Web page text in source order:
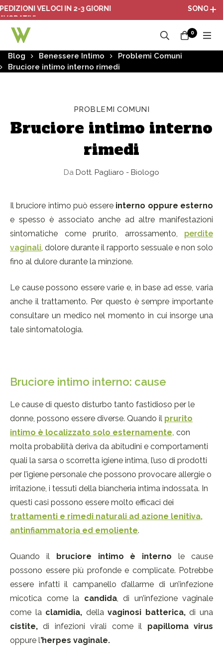
VELOCI IN 2-3 GIORNI
SONO ATTIVI
0
Blog Benessere Intimo
Problemi Comuni
Bruciore intimo interno rimedi
PROBLEMI COMUNI
Bruciore intimo interno
rimedi
Da Dott. Pagliaro - Biologo
Il bruciore intimo può essere interno oppure esterno
e spesso è associato anche ad altre manifestazioni
sintomatiche come prurito, arrossamento, perdite
vaginali, dolore durante il rapporto sessuale e non solo
fino al dulore durante la minzione.
Le cause possono essere varie e, in base ad esse, varia
anche il trattamento. Per questo è sempre importante
consultare un medico nel momento in cui insorge una
tale sintomatologia.
Bruciore intimo interno: cause
Le cause di questo disturbo tanto fastidioso per le
donne, possono essere diverse. Quando il prurito
intimo è localizzato solo esternamente, con
molta probabilità deriva da abitudini e comportamenti
quali la sarsa o scorretta igiene intima, l’uso di prodotti
per l’igiene personale che possono provocare allergie o
irritazione, i tessuti della biancheria intima indossata. In
questi casi possono essere molto efficaci dei
trattamenti e rimedi naturali ad azione lenitiva,
antinfiammatoria ed emoliente.
Quando ilbruciore intimo è interno le cause
possono essere più profonde e complicate. Potrebbe
essere infatti il campanello d’allarme di un’infezione
micotica come la candida, di un’infezione vaginale
come laclamidia, dellavaginosi batterica,di una
cistite, di infezioni virali come il papilloma virus
oppure l’herpes vaginale.